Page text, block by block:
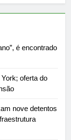
é encontrado
oferta do
nove detentos